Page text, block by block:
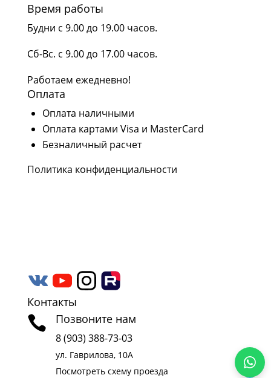
Время работы
Будни с 9.00 до 19.00 часов.
Сб-Вс. с 9.00 до 17.00 часов.
Работаем ежедневно!
Оплата
Оплата наличными
Оплата картами Visa и MasterCard
Безналичный расчет
Политика конфиденциальности
Контакты
 Позвоните нам
8 (903) 388-73-03
ул. Гаврилова, 10А
Посмотреть схему проезда